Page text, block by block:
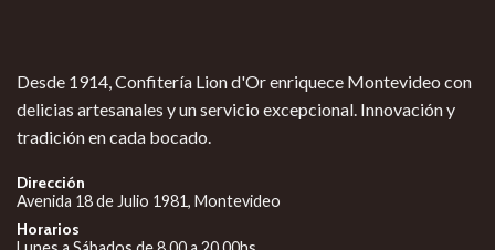
Desde 1914, Confitería Lion d'Or enriquece Montevideo con
delicias artesanales y un servicio excepcional. Innovación y
tradición en cada bocado.
Dirección
Avenida 18 de Julio 1981, Montevideo
Horarios